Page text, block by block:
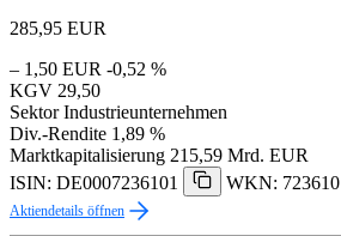
285,95 EUR
– 1,50 EUR -0,52 %
KGV 29,50
Sektor Industrieunternehmen
Div.-Rendite 1,89 %
Marktkapitalisierung 215,59 Mrd. EUR
ISIN: DE0007236101
WKN: 723610
Aktiendetails öffnen